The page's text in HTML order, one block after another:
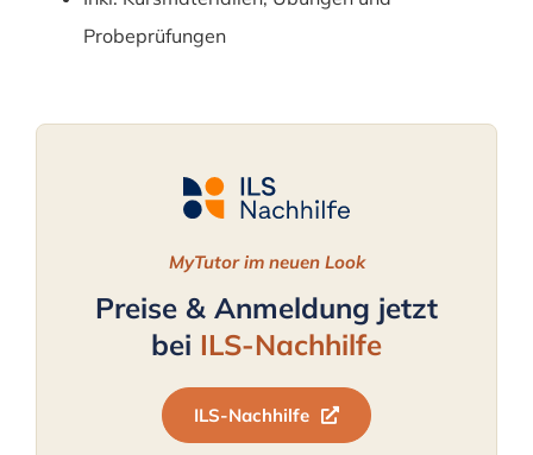
Probeprüfungen
MyTutor im neuen Look
Preise & Anmeldung jetzt
bei ILS-Nachhilfe
ILS-Nachhilfe